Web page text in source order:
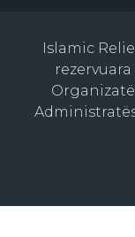
Islamic